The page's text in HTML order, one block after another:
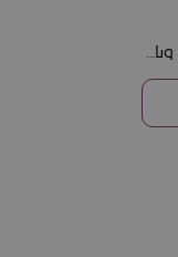
عطر نوي دولسي دي ليتشي ٥٠ مل وباقة ورود وردية